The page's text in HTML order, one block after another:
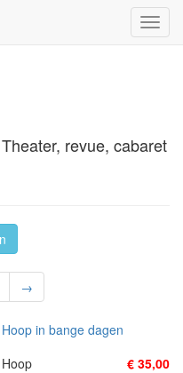
revue, cabaret
→
in bange dagen
€ 35,00